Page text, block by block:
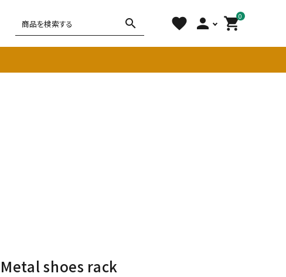
search favorite person 0
shopping_cart
Metal shoes rack